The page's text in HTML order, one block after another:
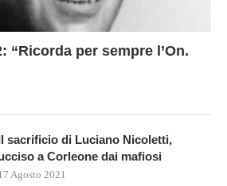
“Ricorda per sempre l’On.
sacrificio di Luciano Nicoletti,
a Corleone dai mafiosi
Agosto 2021